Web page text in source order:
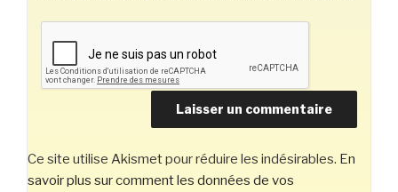
Ce site utilise Akismet pour réduire les indésirables. En
savoir plus sur comment les données de vos